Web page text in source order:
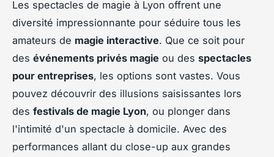
Les spectacles de magie à Lyon offrent une
diversité impressionnante pour séduire tous les
amateurs de magie interactive. Que ce soit pour
des événements privés magie ou des spectacles
pour entreprises, les options sont vastes. Vous
pouvez découvrir des illusions saisissantes lors
des festivals de magie Lyon, ou plonger dans
l'intimité d'un spectacle à domicile. Avec des
performances allant du close-up aux grandes